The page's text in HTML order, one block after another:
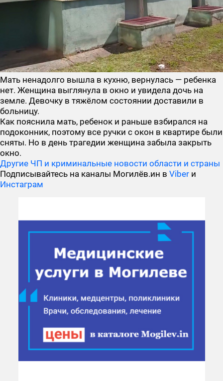
Мать ненадолго вышла в кухню, вернулась — ребенка
нет. Женщина выглянула в окно и увидела дочь на
земле. Девочку в тяжёлом состоянии доставили в
больницу.
Как пояснила мать, ребенок и раньше взбирался на
подоконник, поэтому все ручки с окон в квартире были
сняты. Но в день трагедии женщина забыла закрыть
окно.
Другие ЧП и криминальные новости области и страны
Подписывайтесь на каналы Могилёв.ин в Viber и
Инстаграм